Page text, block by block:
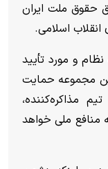
حقوق ملت ایران
اسلامی.
و مورد تأیید
مجموعه حمایت
مذاکره‌کننده،
ملی خواهد